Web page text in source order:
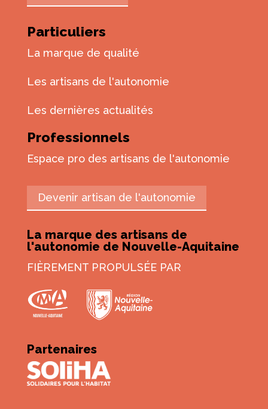
Particuliers
La marque de qualité
Les artisans de l'autonomie
Les dernières actualités
Professionnels
Espace pro des artisans de l'autonomie
Devenir artisan de l'autonomie
La marque des artisans de
l'autonomie de Nouvelle-Aquitaine
FIÈREMENT PROPULSÉE PAR
Partenaires